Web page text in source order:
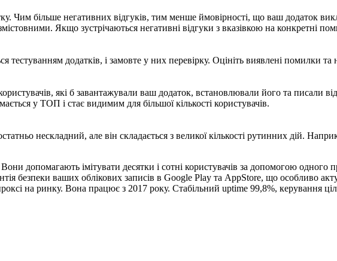
Чим більше негативних відгуків, тим менше ймовірності, що ваш додаток
Якщо зустрічаються негативні відгуки з вказівкою на конкретні
тестуванням додатків, і замовте у них перевірку. Оцініть виявлені помилки та
які б завантажували ваш додаток, встановлювали його та писали
у ТОП і стає видимим для більшої кількості користувачів.
нескладний, але він складається з великої кількості рутинних дій.
допомагають імітувати десятки і сотні користувачів за допомогою
безпеки ваших облікових записів в Google Play та AppStore, що особливо
на ринку. Вона працює з 2017 року. Стабільний uptime 99,8%, керування